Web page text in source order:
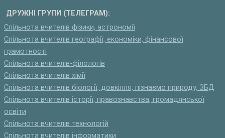
ДРУЖНІ ГРУПИ (ТЕЛЕГРАМ):
Спільнота вчителів фізики, астрономії
Спільнота вчителів географії, економіки, фінансової
грамотності
Спільнота вчителів-філологів
Спільнота вчителів хімії
Спільнота вчителів біології, довкілля, пізнаємо природу, ЗБД
Спільнота вчителів історії, правознавства, громадянської
освіти
Спільнота вчителів технологій
Спільнота вчителів інформатики